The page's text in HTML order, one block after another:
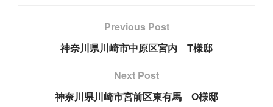
Previous Post
神奈川県川崎市中原区宮内 T様邸
Next Post
神奈川県川崎市宮前区東有馬 O様邸